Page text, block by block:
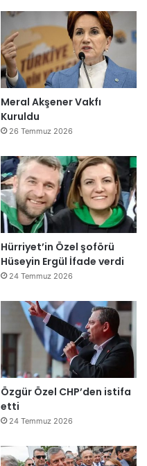
Meral Akşener Vakfı
Kuruldu
26 Temmuz 2026
Hürriyet’in Özel şoförü
Hüseyin Ergül İfade verdi
24 Temmuz 2026
Özgür Özel CHP’den istifa
etti
24 Temmuz 2026